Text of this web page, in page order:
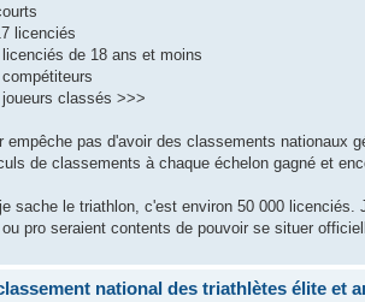
licenciés
de 18 ans et moins
classés >>>
empêche pas d'avoir des classements nationaux
de classements à chaque échelon gagné et
sache le triathlon, c'est environ 50 000
pro seraient contents de pouvoir se situer
national des triathlètes élite et